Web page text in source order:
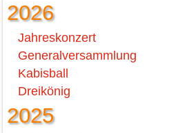
2026
Jahreskonzert
Generalversammlung
Kabisball
Dreikönig
2025